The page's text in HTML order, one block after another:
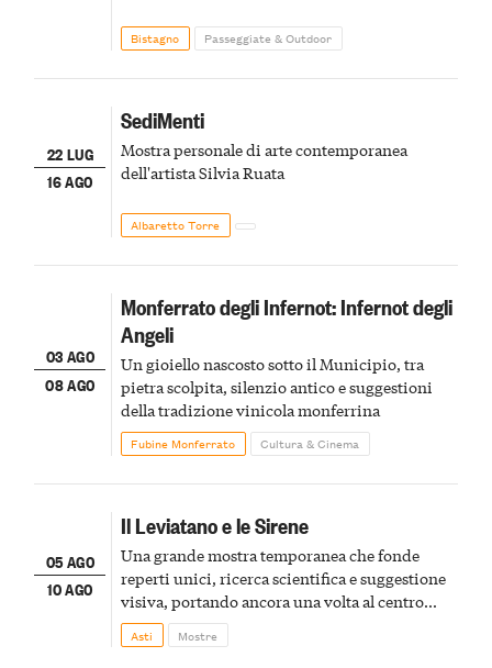
Bistagno Passeggiate & Outdoor
22 LUG
16 AGO
SediMenti
Mostra personale di arte contemporanea
dell'artista Silvia Ruata
Albaretto Torre
03 AGO
08 AGO
Monferrato degli Infernot: Infernot degli
Angeli
Un gioiello nascosto sotto il Municipio, tra
pietra scolpita, silenzio antico e suggestioni
della tradizione vinicola monferrina
Fubine Monferrato Cultura & Cinema
05 AGO
10 AGO
Il Leviatano e le Sirene
Una grande mostra temporanea che fonde
reperti unici, ricerca scientifica e suggestione
visiva, portando ancora una volta al centro
della scena le meraviglie del passato astigiano
Asti Mostre